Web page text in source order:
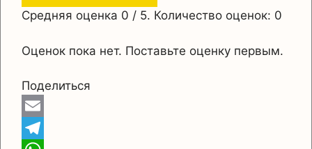
Средняя оценка 0 / 5. Количество оценок: 0
Оценок пока нет. Поставьте оценку первым.
Поделиться
E